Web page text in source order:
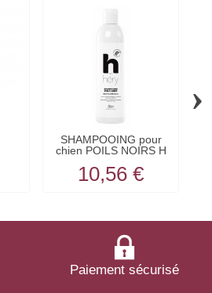
SHAMPOOING pour
chien POILS NOIRS H
10,56 €
›
Paiement sécurisé